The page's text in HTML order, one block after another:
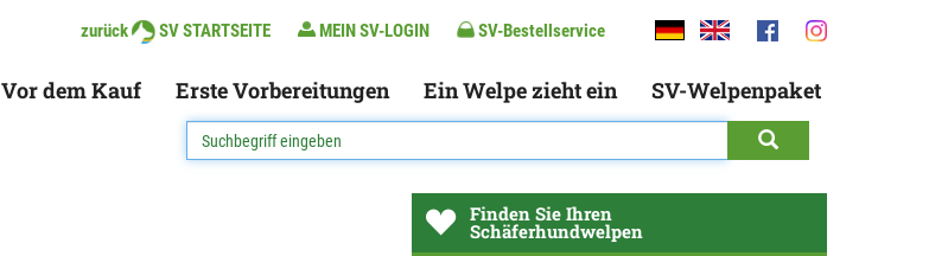
zurück SV STARTSEITE MEIN SV-LOGIN SV-Bestellservice
Vor dem Kauf Erste Vorbereitungen Ein Welpe zieht ein SV-Welpenpaket
Finden Sie Ihren
Schäferhundwelpen